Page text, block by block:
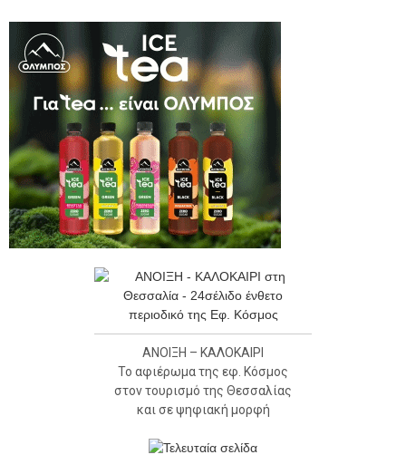
ΑΝΟΙΞΗ – ΚΑΛΟΚΑΙΡΙ
Το αφιέρωμα της εφ. Κόσμος
στον τουρισμό της Θεσσαλίας
και σε ψηφιακή μορφή